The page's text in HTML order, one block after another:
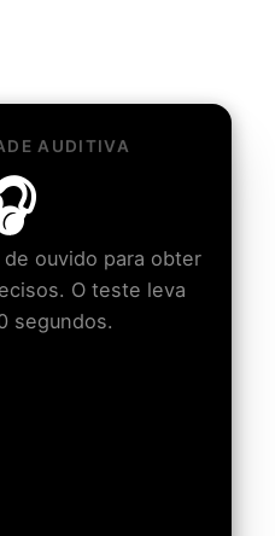
AUDITIVA
ouvido para obter
O teste leva
segundos.